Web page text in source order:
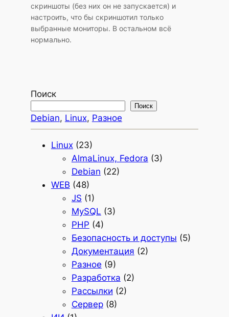
скриншоты (без них он не запускается) и
настроить, что бы скриншотил только
выбранные мониторы. В остальном всё
нормально.
Поиск
Поиск
Debian, Linux, Разное
Linux(23)
AlmaLinux, Fedora (3)
Debian (22)
WEB (48)
JS (1)
MySQL (3)
PHP (4)
Безопасность и доступы (5)
Документация (2)
Разное (9)
Разработка (2)
Рассылки (2)
Сервер(8)